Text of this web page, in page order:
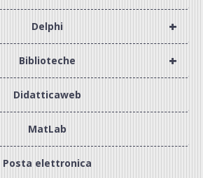
+
Delphi
+
Biblioteche
Didatticaweb
MatLab
Posta elettronica